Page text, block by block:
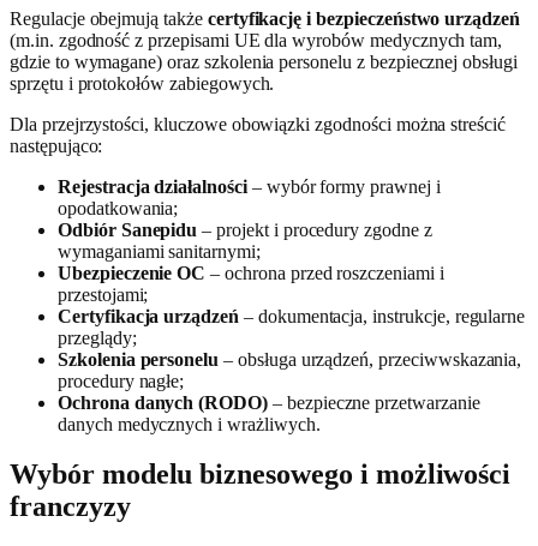
Regulacje obejmują także certyfikację i bezpieczeństwo urządzeń
(m.in. zgodność z przepisami UE dla wyrobów medycznych tam,
gdzie to wymagane) oraz szkolenia personelu z bezpiecznej obsługi
sprzętu i protokołów zabiegowych.
Dla przejrzystości, kluczowe obowiązki zgodności można streścić
następująco:
Rejestracja działalności– wybór formy prawnej i
opodatkowania;
Odbiór Sanepidu – projekt i procedury zgodne z
wymaganiami sanitarnymi;
Ubezpieczenie OC – ochrona przed roszczeniami i
przestojami;
Certyfikacja urządzeń – dokumentacja, instrukcje, regularne
przeglądy;
Szkolenia personelu – obsługa urządzeń, przeciwwskazania,
procedury nagłe;
Ochrona danych (RODO) – bezpieczne przetwarzanie
danych medycznych i wrażliwych.
Wybór modelu biznesowego i możliwości
franczyzy